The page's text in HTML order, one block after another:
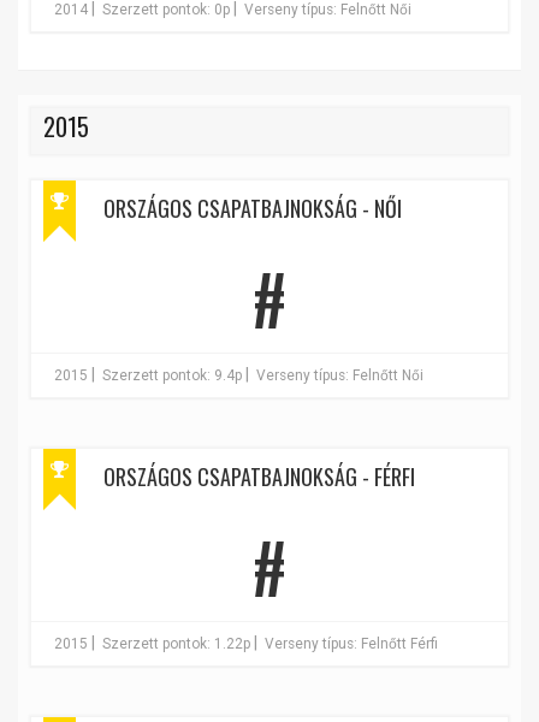
2014 Szerzett pontok: 0p Verseny típus: Felnőtt Női
2015
ORSZÁGOS CSAPATBAJNOKSÁG - NŐI
#
2015 Szerzett pontok: 9.4p Verseny típus: Felnőtt Női
ORSZÁGOS CSAPATBAJNOKSÁG - FÉRFI
#
2015 Szerzett pontok: 1.22p Verseny típus: Felnőtt Férfi